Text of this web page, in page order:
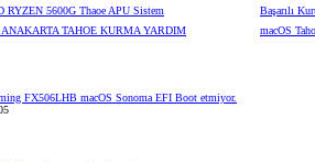
5600G Thaoe APU Sistem
Başarılı
TAHOE KURMA YARDIM macOS
FX506LHB macOS Sonoma EFI Boot etmiyor.